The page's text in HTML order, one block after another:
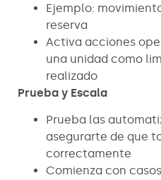
Ejemplo:
reserva
Activa acciones
una unidad como
realizado
Prueba y Escala
Prueba las
asegurarte de que
correctamente
Comienza con